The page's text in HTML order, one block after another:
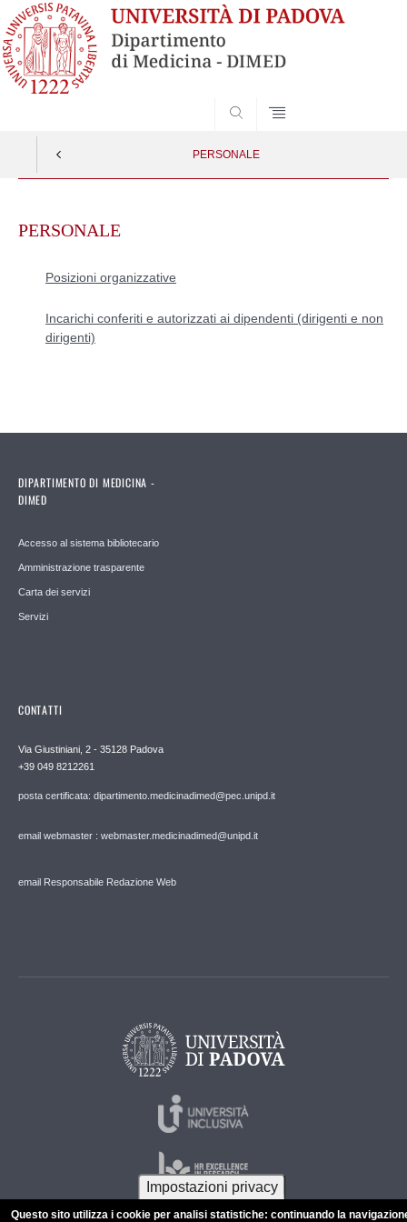
PERSONALE
contentPERSONALE
Posizioni organizzative
Incarichi conferiti e autorizzati ai dipendenti (dirigenti e non
dirigenti)
DIPARTIMENTO DI MEDICINA -
DIMED
Accesso al sistema bibliotecario
Amministrazione trasparente
Carta dei servizi
Servizi
CONTATTI
Via Giustiniani, 2 - 35128 Padova
+39 049 8212261
posta certificata: dipartimento.medicinadimed@pec.unipd.it
email webmaster : webmaster.medicinadimed@unipd.it
email Responsabile Redazione Web
Impostazioni privacy
Questo sito utilizza i cookie per analisi statistiche: continuando la